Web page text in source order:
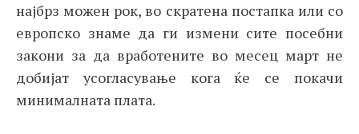
најбрз можен рок, во скратена постапка или со
европско знаме да ги измени сите посебни
закони за да вработените во месец март не
добијат усогласување кога ќе се покачи
минималната плата.